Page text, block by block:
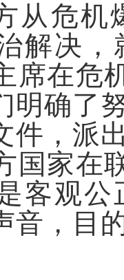
从危机
解决
席在危
明确了
件，派
国家在
客观
音，目